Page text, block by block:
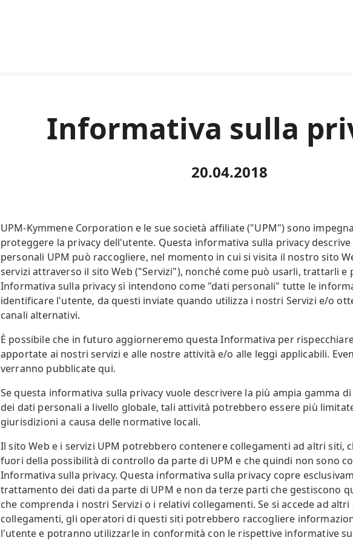
Informativa sulla
20.04.2018
UPM-Kymmene Corporation e le sue società affiliate ("UPM") sono
proteggere la privacy dell'utente. Questa informativa sulla privacy
personali UPM può raccogliere, nel momento in cui si visita il nostro sito
servizi attraverso il sito Web ("Servizi"), nonché come può usarli, trattarli e
Informativa sulla privacy si intendono come "dati personali" tutte le
identificare l'utente, da questi inviate quando utilizza i nostri Servizi e/o
canali alternativi.
È possibile che in futuro aggiorneremo questa Informativa per
apportate ai nostri servizi e alle nostre attività e/o alle leggi applicabili.
verranno pubblicate qui.
Se questa informativa sulla privacy vuole descrivere la più ampia gamma
dei dati personali a livello globale, tali attività potrebbero essere più
giurisdizioni a causa delle normative locali.
Il sito Web e i servizi UPM potrebbero contenere collegamenti ad altri siti,
fuori della possibilità di controllo da parte di UPM e che quindi non sono
Informativa sulla privacy. Questa informativa sulla privacy copre
trattamento dei dati da parte di UPM e non da terze parti che gestiscono
che comprenda i nostri Servizi o i relativi collegamenti. Se si accede ad
collegamenti, gli operatori di questi siti potrebbero raccogliere
l'utente e potranno utilizzarle in conformità con le rispettive informative